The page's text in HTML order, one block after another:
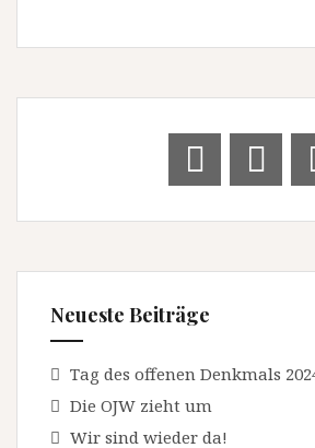
Neueste Beiträge
Tag des offenen Denkmals
Die OJW zieht um
Wir sind wieder da!